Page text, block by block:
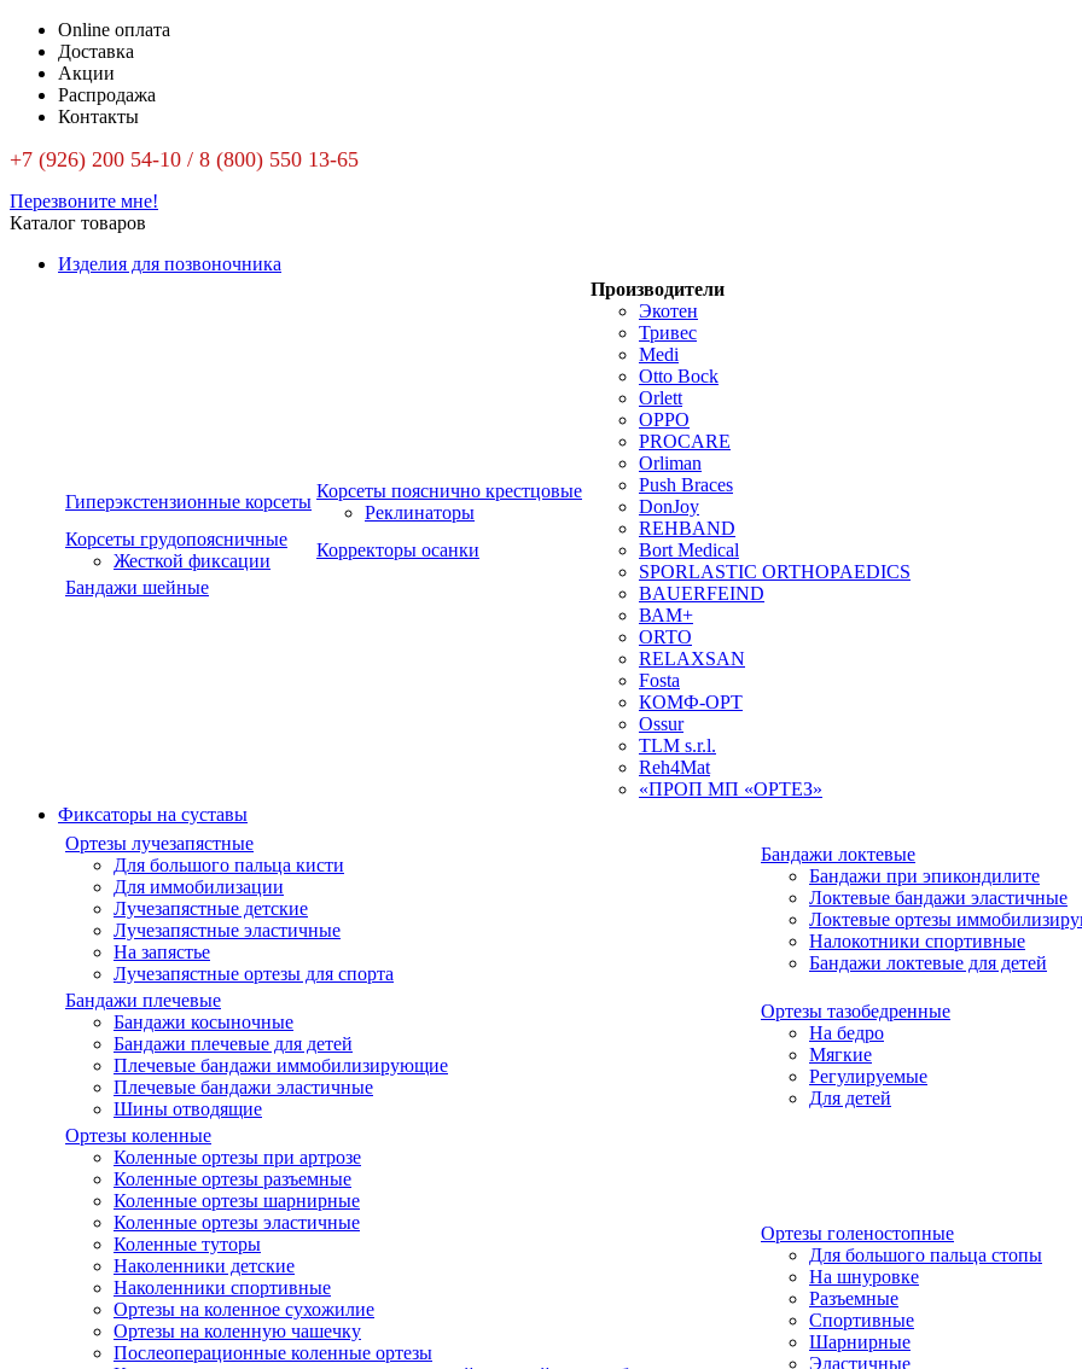
Online оплата
Доставка
Акции
Распродажа
Контакты
+7 (926) 200 54-10 / 8 (800) 550 13-65
Перезвоните мне!
Каталог товаров
Изделия для позвоночника
Гиперэкстензионные корсеты
Корсеты пояснично крестцовые
Реклинаторы
Корсеты грудопоясничные
Жесткой фиксации
Корректоры осанки
Бандажи шейные
Производители
Экотен
Тривес
Medi
Otto Bock
Orlett
OPPO
PROCARE
Orliman
Push Braces
DonJoy
REHBAND
Bort Medical
SPORLASTIC ORTHOPAEDICS
BAUERFEIND
ВАМ+
ORTO
RELAXSAN
Fosta
КОМФ-ОРТ
Ossur
TLM s.r.l.
Reh4Mat
«ПРОП МП «ОРТЕЗ»
Фиксаторы на суставы
Ортезы лучезапястные
Для большого пальца кисти
Для иммобилизации
Лучезапястные детские
Лучезапястные эластичные
На запястье
Лучезапястные ортезы для спорта
Бандажи локтевые
Бандажи при эпикондилите
Локтевые бандажи эластичные
Локтевые ортезы
Налокотники спортивные
Бандажи локтевые для детей
Бандажи плечевые
Бандажи косыночные
Бандажи плечевые для детей
Плечевые бандажи иммобилизирующие
Плечевые бандажи эластичные
Шины отводящие
Ортезы тазобедренные
На бедро
Мягкие
Регулируемые
Для детей
Ортезы коленные
Коленные ортезы при артрозе
Коленные ортезы разъемные
Коленные ортезы шарнирные
Коленные ортезы эластичные
Коленные туторы
Наколенники детские
Наколенники спортивные
Ортезы на коленное сухожилие
Ортезы на коленную чашечку
Послеоперационные коленные ортезы
Ортезы голеностопные
Для большого пальца стопы
На шнуровке
Разъемные
Спортивные
Шарнирные
Эластичные